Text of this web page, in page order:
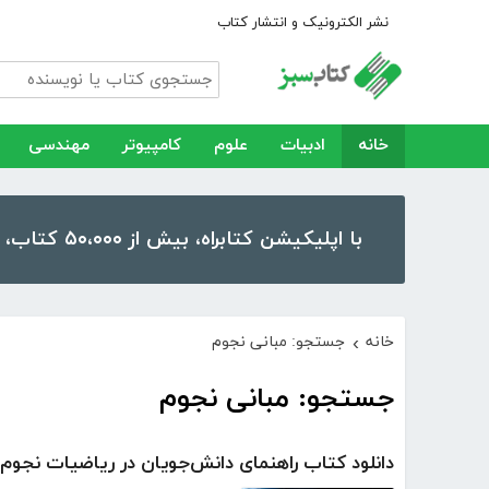
نشر الکترونیک و انتشار کتاب
خانه ادبیات علوم کامپیوتر مهندسی
با اپلیکیشن کتابراه، بیش از ۵۰،۰۰۰ کتاب، کتاب صوتی و رمان را در موبایل و تبلت خود داشته باشید!
خانه › جستجو: مبانی نجوم
جستجو: مبانی نجوم
دانلود کتاب راهنمای دانش‌جویان در ریاضیات نجوم